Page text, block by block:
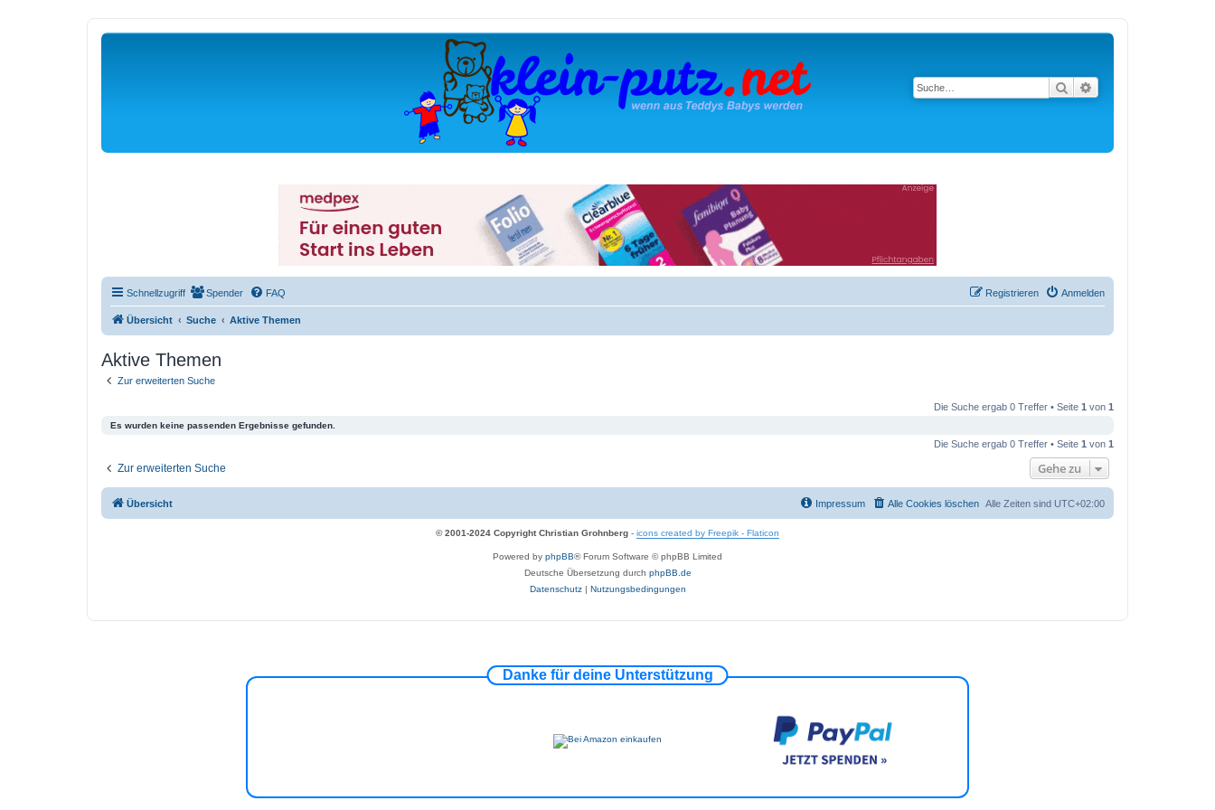
Suche
Schnellzugriff Spender FAQ Anmelden
Registrieren
Übersicht Suche Aktive Themen
Aktive Themen
Zur erweiterten Suche
Die Suche ergab 0 Treffer • Seite 1 von 1
Es wurden keine passenden Ergebnisse gefunden.
Die Suche ergab 0 Treffer • Seite 1 von 1
Zur erweiterten Suche Gehe zu
Übersicht Alle Zeiten sind UTC+02:00
Alle Cookies löschen
Impressum
© 2001-2024 Copyright Christian Grohnberg - icons created by Freepik - Flaticon
Powered by phpBB® Forum Software © phpBB Limited
Deutsche Übersetzung durch phpBB.de
Datenschutz| Nutzungsbedingungen
Danke für deine Unterstützung